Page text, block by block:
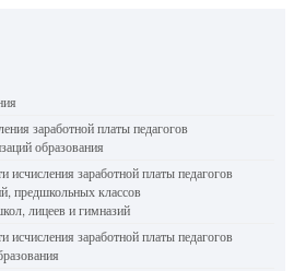
заработной платы педагогов
образования
исчисления заработной платы педагогов
предшкольных классов
лицеев и гимназий
исчисления заработной платы педагогов